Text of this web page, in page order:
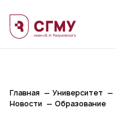
Главная Университет
Новости
Образование